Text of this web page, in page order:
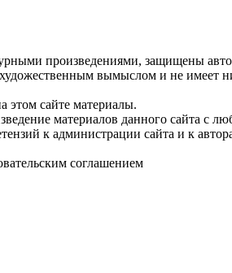
произведениями, защищены
вымыслом и не имеет
этом сайте материалы.
материалов данного сайта
к администрации сайта и к
соглашением